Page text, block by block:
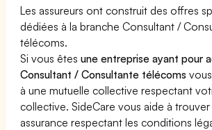
Les assureurs ont construit des offres
dédiées à la branche Consultant /
télécoms.
Si vous êtesune entreprise ayant pour
Consultant / Consultante télécoms
à une mutuelle collective respectant
collective. SideCare vous aide à trouver
assurance respectant les conditions